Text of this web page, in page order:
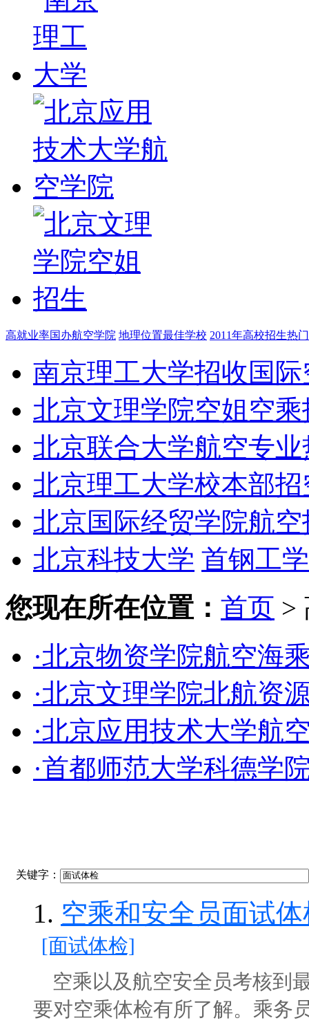
高就业率国办航空学院 地理位置最佳学校 2011年高校招生热
南京理工大学招收国际
北京文理学院空姐空乘
北京联合大学航空专业
北京理工大学校本部招
北京国际经贸学院航空
北京科技大学 首钢工
您现在所在位置： 首页 >
·北京物资学院航空海
·北京文理学院北航资
·北京应用技术大学航
·首都师范大学科德学
关键字：
1. 空乘和安全员面试
[面试体检]
空乘以及航空安全员考核到
要对空乘体检有所了解。乘务